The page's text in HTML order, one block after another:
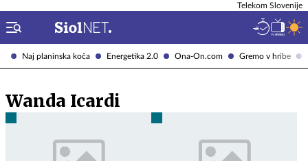
Naj planinska koča Energetika 2.0 Ona-On.com Gremo v hribe
Telekom Slovenije
Wanda Icardi